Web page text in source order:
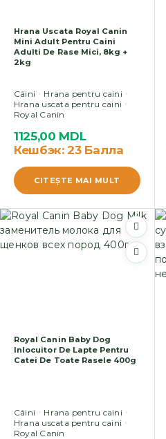
Hrana Uscata Royal Canin
Mini Adult Pentru Caini
Adulti De Rase Mici, 8kg +
2kg
Câini
Hrana pentru caini
Hrana uscata pentru caini
Royal Canin
1125,00 MDL
Кешбэк:23 Балла
CITEŞTE MAI MULT
Royal Canin Baby Dog
Inlocuitor De Lapte Pentru
Catei De Toate Rasele 400g
Câini
Hrana pentru caini
Hrana uscata pentru caini
Royal Canin